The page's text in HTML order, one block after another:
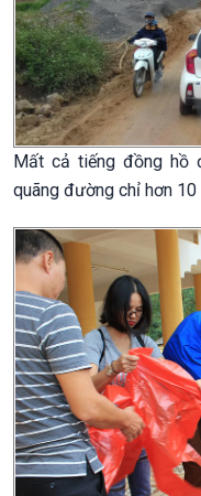
Mất cả tiếng đồng hồ
quãng đường chỉ hơn 10